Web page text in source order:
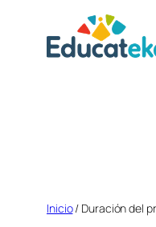
contenido
Inicio/ Duración del